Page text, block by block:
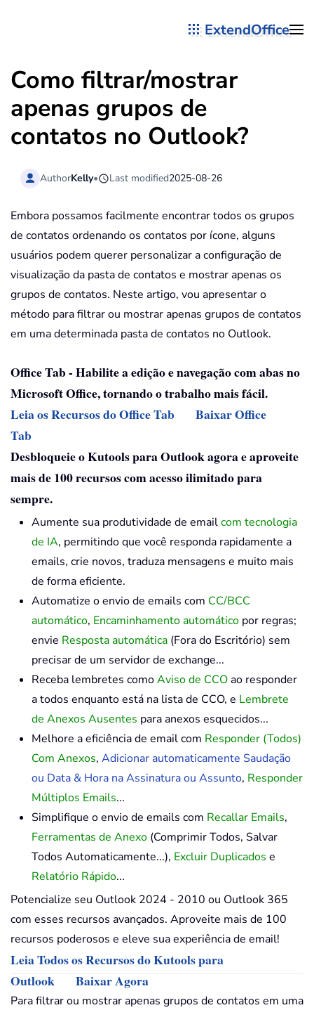
ExtendOffice
Como filtrar/mostrar
apenas grupos de
contatos no Outlook?
AuthorKelly• Last modified2025-08-26
Embora possamos facilmente encontrar todos os grupos
de contatos ordenando os contatos por ícone, alguns
usuários podem querer personalizar a configuração de
visualização da pasta de contatos e mostrar apenas os
grupos de contatos. Neste artigo, vou apresentar o
método para filtrar ou mostrar apenas grupos de contatos
em uma determinada pasta de contatos no Outlook.
Office Tab - Habilite a edição e navegação com abas no
Microsoft Office, tornando o trabalho mais fácil.
Leia os Recursos do Office Tab
Baixar Office
Tab
Desbloqueie o Kutools para Outlook agora e aproveite
mais de 100 recursos com acesso ilimitado para
sempre.
Aumente sua produtividade de emailcom tecnologia
de IA, permitindo que você responda rapidamente a
emails, crie novos, traduza mensagens e muito mais
de forma eficiente.
Automatize o envio de emails com CC/BCC
automático, Encaminhamento automático por regras;
envie Resposta automática (Fora do Escritório) sem
precisar de um servidor de exchange...
Receba lembretes comoAviso de CCOao responder
a todos enquanto está na lista de CCO, e Lembrete
de Anexos Ausentes para anexos esquecidos...
Melhore a eficiência de email com Responder (Todos)
Com Anexos, Adicionar automaticamente Saudação
ou Data & Hora na Assinatura ou Assunto, Responder
Múltiplos Emails...
Simplifique o envio de emails com Recallar Emails,
Ferramentas de Anexo (Comprimir Todos, Salvar
Todos Automaticamente...), Excluir Duplicados e
Relatório Rápido...
Potencialize seu Outlook 2024 - 2010 ou Outlook 365
com esses recursos avançados. Aproveite mais de 100
recursos poderosos e eleve sua experiência de email!
Leia Todos os Recursos do Kutools para
Outlook
Baixar Agora
Para filtrar ou mostrar apenas grupos de contatos em uma